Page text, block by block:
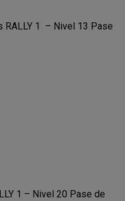
RALLY 1 – Nivel 13 Pase
1 – Nivel 20 Pase de